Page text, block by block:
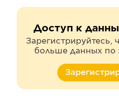
Доступ к
Зарегистрируйтесь,
больше данных по